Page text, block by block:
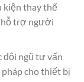
kiện thay thế
hỗ trợ người
đội ngũ tư vấn
cho thiết bị